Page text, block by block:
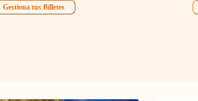
Gestiona tus Billetes